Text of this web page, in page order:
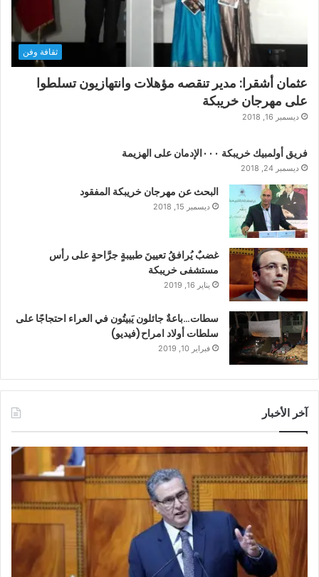
ثقافة وفن
عثمان أشقرا: مدير تنقصه مؤهلات وانتهازيون تسلطوا
على مهرجان خريبكة
ديسمبر 16, 2018
فريق أولمبيك خريبكة ٠٠٠الإدمان على الهزيمة
ديسمبر 24, 2018
البحث عن مهرجان خريبكة المفقود
ديسمبر 15, 2018
غضبٌ يُرافقُ تعيينَ طبيبةٍ جرَّاحةٍ على رأس
مستشفى خريبكة
يناير 16, 2019
سطات…باعةٌ جائلون يَبيتُون في العراء احتجاجًا على
سلطات أولاد امراح(فيديو)
فبراير 10, 2019
آخر الأخبار